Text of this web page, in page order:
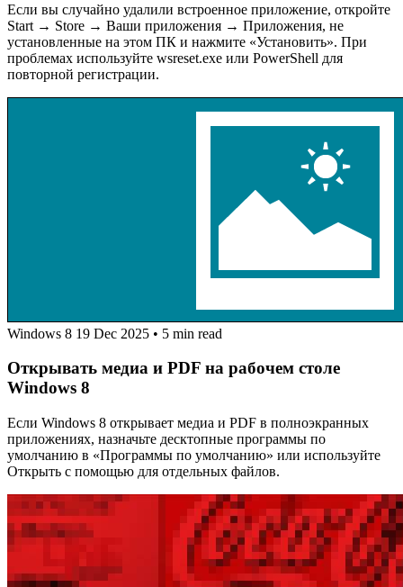
Если вы случайно удалили встроенное приложение, откройте
Start → Store → Ваши приложения → Приложения, не
установленные на этом ПК и нажмите «Установить». При
проблемах используйте wsreset.exe или PowerShell для
повторной регистрации.
Windows 8 19 Dec 2025 • 5 min read
Открывать медиа и PDF на рабочем столе
Windows 8
Если Windows 8 открывает медиа и PDF в полноэкранных
приложениях, назначьте десктопные программы по
умолчанию в «Программы по умолчанию» или используйте
Открыть с помощью для отдельных файлов.